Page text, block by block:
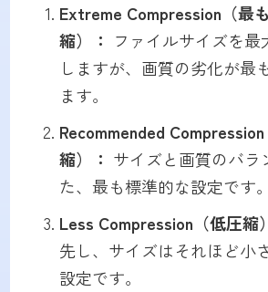
Extreme Compression（最
縮）： ファイルサイズを最
しますが、画質の劣化が最
ます。
Recommended
縮）： サイズと画質のバラ
た、最も標準的な設定です。
Less Compression（低圧縮
先し、サイズはそれほど小
設定です。